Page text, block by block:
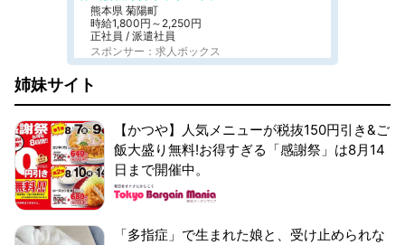
熊本県 菊陽町
時給1,800円～2,250円
正社員 / 派遣社員
スポンサー：求人ボックス
姉妹サイト
【かつや】人気メニューが税抜150円引き&ご
飯大盛り無料!お得すぎる「感謝祭」は8月14
日まで開催中。
「多指症」で生まれた娘と、受け止められな